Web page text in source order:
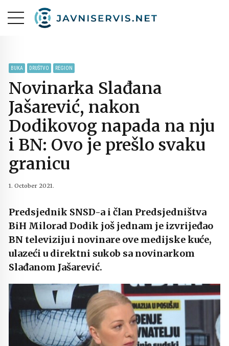
BUKA DRUŠTVO REGION
Novinarka Slađana
Jašarević, nakon
Dodikovog napada na nju
i BN: Ovo je prešlo svaku
granicu
1. October 2021.
Predsjednik SNSD-a i član Predsjedništva
BiH Milorad Dodik još jednam je izvrijeđao
BN televiziju i novinare ove medijske kuće,
ulazeći u direktni sukob sa novinarkom
Slađanom Jašarević.